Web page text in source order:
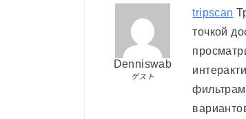
Denniswab
ゲスト
tripscan
точкой